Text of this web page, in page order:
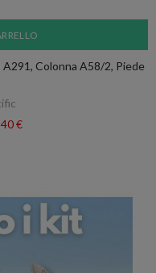
Colonna A58/2, Piede
€